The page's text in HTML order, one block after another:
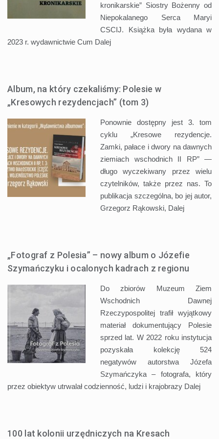
kronikarskie” Siostry Bożenny od
Niepokalanego Serca Maryi
CSCIJ. Książka była wydana w
2023 r. wydawnictwie Cum Dalej
Album, na który czekaliśmy: Polesie w
„Kresowych rezydencjach” (tom 3)
Ponownie dostępny jest 3. tom
cyklu „Kresowe rezydencje.
Zamki, pałace i dwory na dawnych
ziemiach wschodnich II RP” —
długo wyczekiwany przez wielu
czytelników, także przez nas. To
publikacja szczególna, bo jej autor,
Grzegorz Rąkowski, Dalej
„Fotograf z Polesia” – nowy album o Józefie
Szymańczyku i ocalonych kadrach z regionu
Do zbiorów Muzeum Ziem
Wschodnich Dawnej
Rzeczypospolitej trafił wyjątkowy
materiał dokumentujący Polesie
sprzed lat. W 2022 roku instytucja
pozyskała kolekcję 524
negatywów autorstwa Józefa
Szymańczyka – fotografa, który
przez obiektyw utrwalał codzienność, ludzi i krajobrazy Dalej
100 lat kolonii urzędniczych na Kresach